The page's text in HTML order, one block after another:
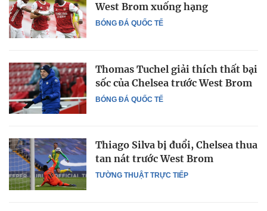
BÓNG ĐÁ QUỐC TẾ
West Brom xuống hạng
BÓNG ĐÁ QUỐC TẾ
Thomas Tuchel giải thích thất bại
sốc của Chelsea trước West Brom
TƯỜNG THUẬT TRỰC TIẾP
Thiago Silva bị đuổi, Chelsea thua
tan nát trước West Brom